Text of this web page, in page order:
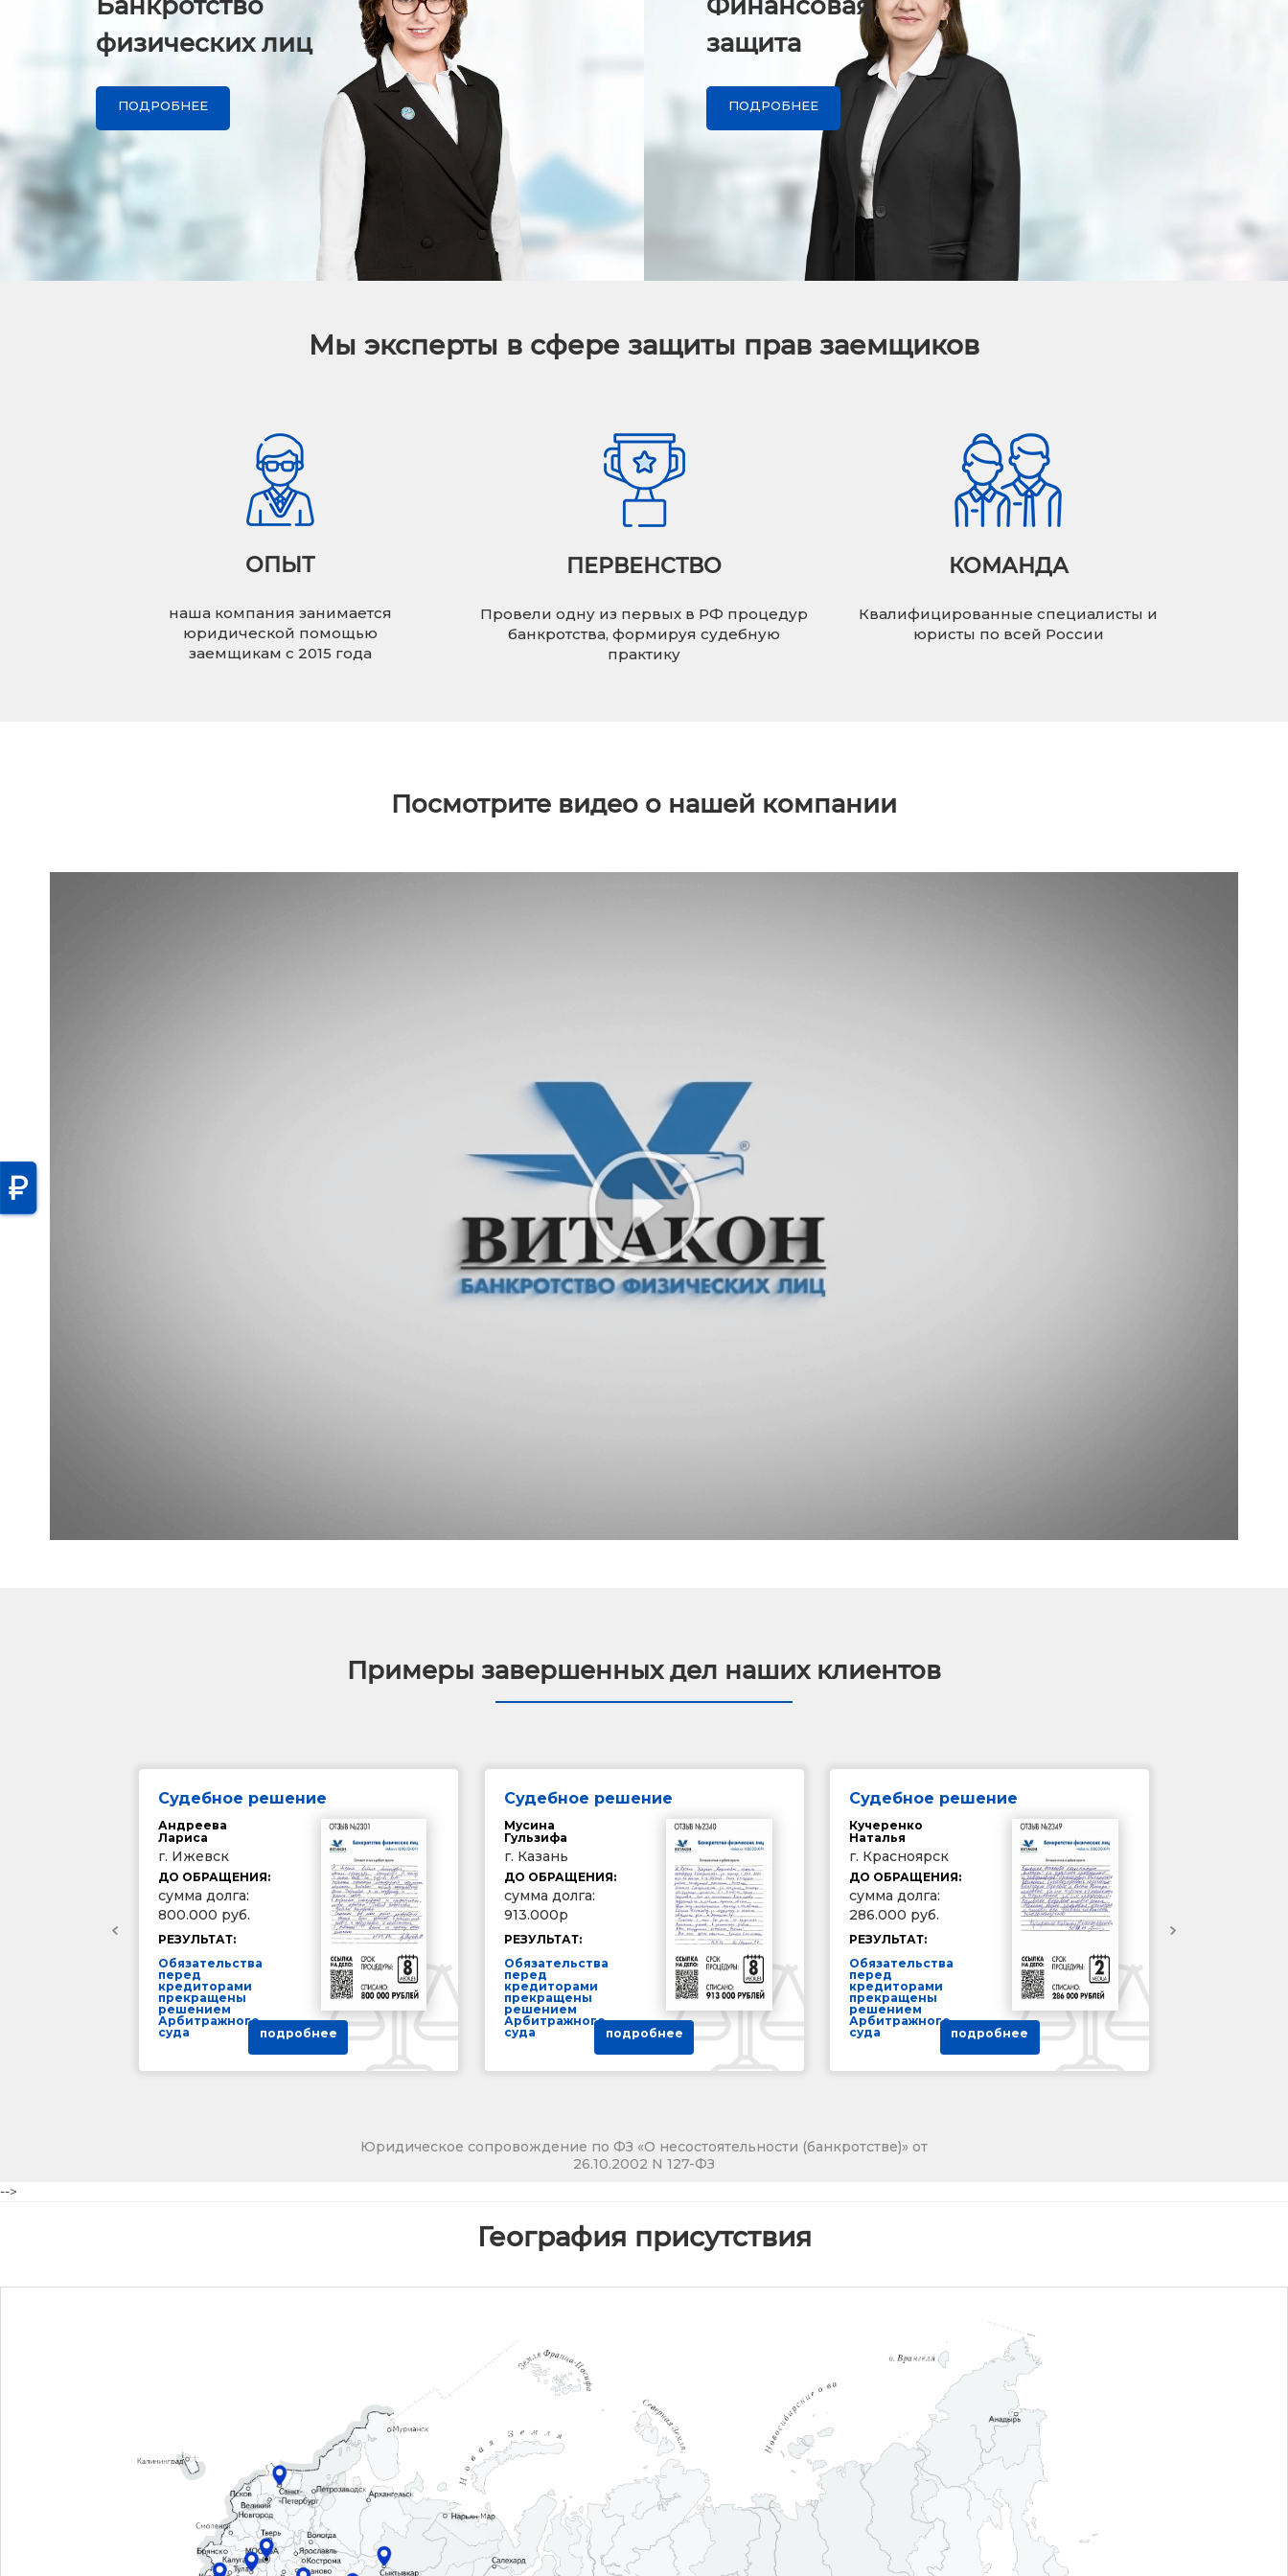
физических лиц
ПОДРОБНЕЕ
защита
ПОДРОБНЕЕ
Мы эксперты в сфере защиты прав заемщиков
ОПЫТ
наша компания занимается
юридической помощью
заемщикам с 2015 года
ПЕРВЕНСТВО
Провели одну из первых в РФ процедур
банкротства, формируя судебную
практику
КОМАНДА
Квалифицированные специалисты и
юристы по всей России
Посмотрите видео о нашей компании
Примеры завершенных дел наших клиентов
Судебное решение
Андреева
Лариса
г. Ижевск
ДО ОБРАЩЕНИЯ:
сумма долга:
800.000 руб.
РЕЗУЛЬТАТ:
Обязательства
перед
кредиторами
прекращены
решением
Арбитражного
суда
подробнее
Судебное решение
Мусина
Гульзифа
г. Казань
ДО ОБРАЩЕНИЯ:
сумма долга:
913.000р
РЕЗУЛЬТАТ:
Обязательства
перед
кредиторами
прекращены
решением
Арбитражного
суда
подробнее
Судебное решение
Кучеренко
Наталья
г. Красноярск
ДО ОБРАЩЕНИЯ:
сумма долга:
286.000 руб.
РЕЗУЛЬТАТ:
Обязательства
перед
кредиторами
прекращены
решением
Арбитражного
суда
подробнее
Юридическое сопровождение по ФЗ «О несостоятельности (банкротстве)» от
26.10.2002 N 127-ФЗ
-->
География присутствия